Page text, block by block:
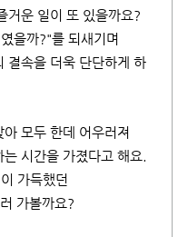
거운 일이 또 있을까요?
을까?"를 되새기며
결속을 더욱 단단하게 하
모두 한데 어우러져
시간을 가졌다고 해요.
가득했던
가볼까요?